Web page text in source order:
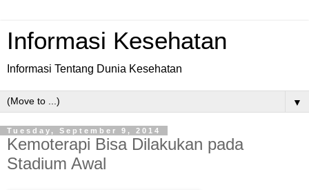
Informasi Kesehatan
Informasi Tentang Dunia Kesehatan
▼
Tuesday, September 9, 2014
Kemoterapi Bisa Dilakukan pada
Stadium Awal